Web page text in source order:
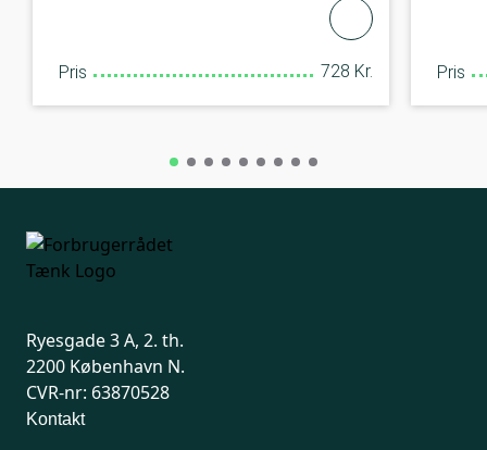
Pris 728 Kr. Pris
Ryesgade 3 A, 2. th.
2200 København N.
CVR-nr: 63870528
Kontakt